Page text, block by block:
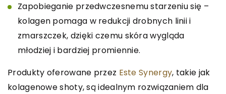
Zapobieganie przedwczesnemu starzeniu się –
kolagen pomaga w redukcji drobnych linii i
zmarszczek, dzięki czemu skóra wygląda
młodziej i bardziej promiennie.
Produkty oferowane przez Este Synergy, takie jak
kolagenowe shoty, są idealnym rozwiązaniem dla